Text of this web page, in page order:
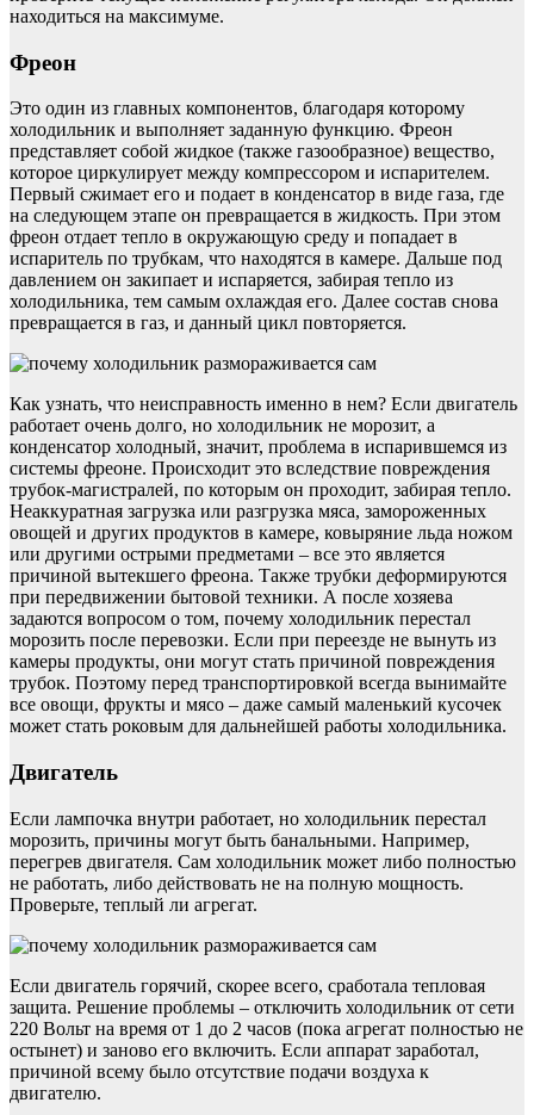
находиться на максимуме.
Фреон
Это один из главных компонентов, благодаря которому
холодильник и выполняет заданную функцию. Фреон
представляет собой жидкое (также газообразное) вещество,
которое циркулирует между компрессором и испарителем.
Первый сжимает его и подает в конденсатор в виде газа, где
на следующем этапе он превращается в жидкость. При этом
фреон отдает тепло в окружающую среду и попадает в
испаритель по трубкам, что находятся в камере. Дальше под
давлением он закипает и испаряется, забирая тепло из
холодильника, тем самым охлаждая его. Далее состав снова
превращается в газ, и данный цикл повторяется.
Как узнать, что неисправность именно в нем? Если двигатель
работает очень долго, но холодильник не морозит, а
конденсатор холодный, значит, проблема в испарившемся из
системы фреоне. Происходит это вследствие повреждения
трубок-магистралей, по которым он проходит, забирая тепло.
Неаккуратная загрузка или разгрузка мяса, замороженных
овощей и других продуктов в камере, ковыряние льда ножом
или другими острыми предметами – все это является
причиной вытекшего фреона. Также трубки деформируются
при передвижении бытовой техники. А после хозяева
задаются вопросом о том, почему холодильник перестал
морозить после перевозки. Если при переезде не вынуть из
камеры продукты, они могут стать причиной повреждения
трубок. Поэтому перед транспортировкой всегда вынимайте
все овощи, фрукты и мясо – даже самый маленький кусочек
может стать роковым для дальнейшей работы холодильника.
Двигатель
Если лампочка внутри работает, но холодильник перестал
морозить, причины могут быть банальными. Например,
перегрев двигателя. Сам холодильник может либо полностью
не работать, либо действовать не на полную мощность.
Проверьте, теплый ли агрегат.
Если двигатель горячий, скорее всего, сработала тепловая
защита. Решение проблемы – отключить холодильник от сети
220 Вольт на время от 1 до 2 часов (пока агрегат полностью не
остынет) и заново его включить. Если аппарат заработал,
причиной всему было отсутствие подачи воздуха к
двигателю.